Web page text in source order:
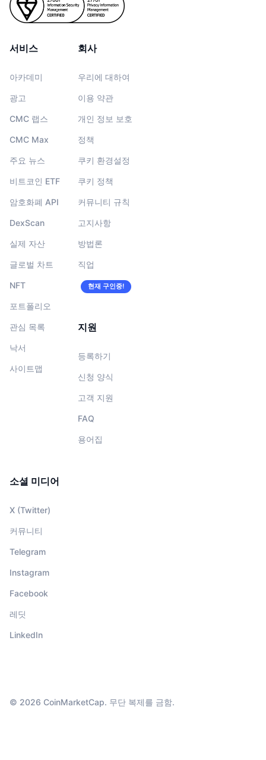
서비스
아카데미
광고
CMC 랩스
CMC Max
주요 뉴스
비트코인 ETF
암호화폐 API
DexScan
실제 자산
글로벌 차트
NFT
포트폴리오
관심 목록
낙서
사이트맵
회사
우리에 대하여
이용 약관
개인 정보 보호
정책
쿠키 환경설정
쿠키 정책
커뮤니티 규칙
고지사항
방법론
직업
현재 구인중!
지원
등록하기
신청 양식
고객 지원
FAQ
용어집
소셜 미디어
X (Twitter)
커뮤니티
Telegram
Instagram
Facebook
레딧
LinkedIn
© 2026 CoinMarketCap. 무단 복제를 금함.